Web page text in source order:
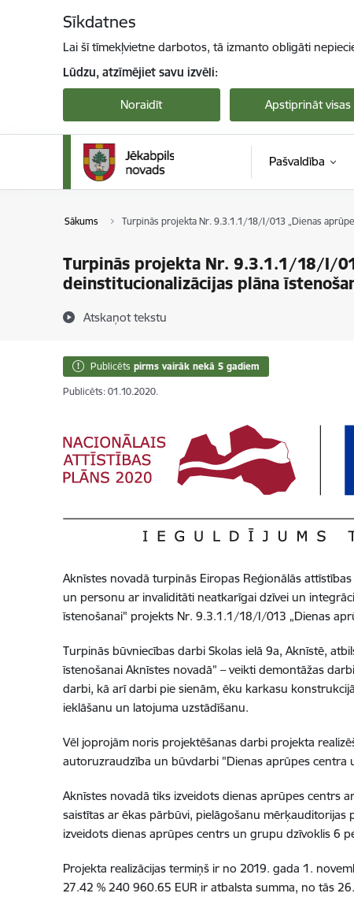
Sīkdatnes
Lai šī tīmekļvietne darbotos, tā izmanto obligāti
Lūdzu, atzīmējiet savu izvēli:
Noraidīt Apstiprināt visas
Pašvaldība
Sākums Turpinās projekta Nr. 9.3.1.1/18/I/013 „Dienas
Turpinās projekta Nr. 9.3.1.1/18/I/
deinstitucionalizācijas plāna
Atskaņot tekstu
Publicēts pirms vairāk nekā 5 gadiem
Publicēts: 01.10.2020.
Aknīstes novadā turpinās Eiropas Reģionālās attīstī
un personu ar invaliditāti neatkarīgai dzīvei un integrā
īstenošanai" projekts Nr. 9.3.1.1/18/I/013 „Dienas apr
Turpinās būvniecības darbi Skolas ielā 9a, Aknīstē,
īstenošanai Aknīstes novadā” –veikti demontāžas
darbi, kā arīdarbi pie sienām, ēku karkasu konstrukcijā
ieklāšanu un latojuma uzstādīšanu.
Vēl joprojām noris projektēšanas darbi projekta realizē
autoruzraudzība un būvdarbi "Dienas aprūpes centra
Aknīstes novadā tiks izveidots dienas aprūpes centrs
saistītas ar ēkas pārbūvi, pielāgošanu mērķauditorijas
izveidots dienas aprūpes centrs un grupu dzīvoklis 6
Projekta realizācijas termiņšir no 2019. gada 1.
27.42 % 240 960.65 EUR ir atbalsta summa, no tās